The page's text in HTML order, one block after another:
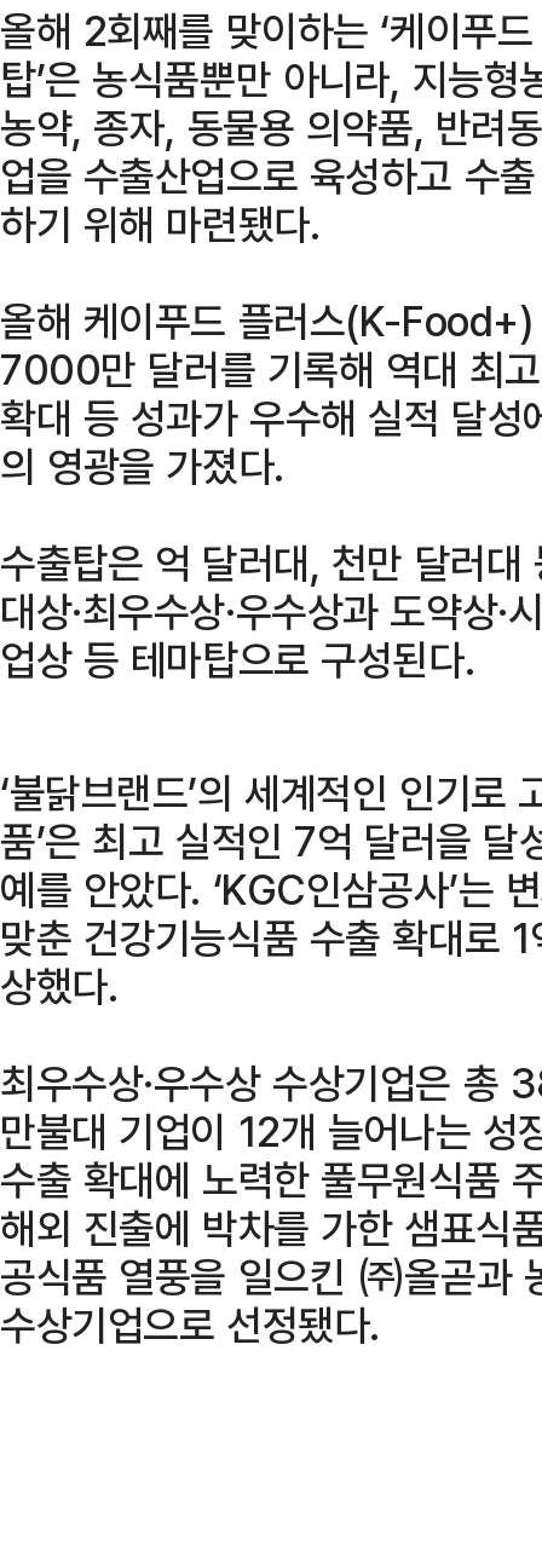
올해 2회째를 맞이하는 ‘케이푸
탑’은 농식품뿐만 아니라, 지능
농약, 종자, 동물용 의약품, 반려
업을 수출산업으로 육성하고 수
하기 위해 마련됐다.
올해 케이푸드 플러스(K-
7000만 달러를 기록해 역대 최
확대 등 성과가 우수해 실적 달
의 영광을 가졌다.
수출탑은 억 달러대, 천만 달러
대상·최우수상·우수상과 도약상·
업상 등 테마탑으로 구성된다.
‘불닭브랜드’의 세계적인 인기로
품’은 최고 실적인 7억 달러을
예를 안았다. ‘KGC인삼공사’는
맞춘 건강기능식품 수출 확대로
상했다.
최우수상·우수상 수상기업은 총
만불대 기업이 12개 늘어나는 성
수출 확대에 노력한 풀무원식품
해외 진출에 박차를 가한 샘표식
공식품 열풍을 일으킨 ㈜올곧과
수상기업으로 선정됐다.